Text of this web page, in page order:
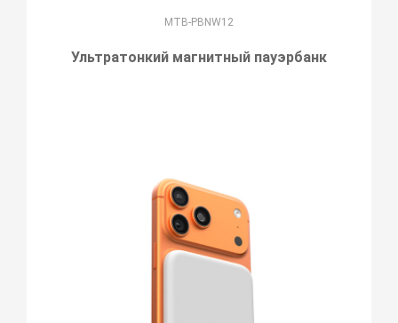
MTB-PBNW12
Ультратонкий магнитный пауэрбанк